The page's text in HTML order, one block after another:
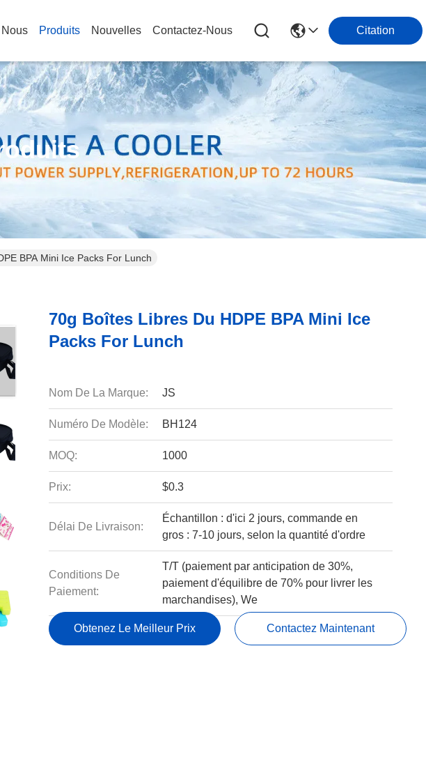
Produits Nouvelles Contactez-Nous Citation
BPA Mini Ice Packs For Lunch
70g Boîtes Libres Du HDPE BPA Mini Ice
Packs For Lunch
Nom De La Marque: JS
Numéro De Modèle: BH124
MOQ: 1000
Prix: $0.3
Délai De Livraison:
Échantillon : d'ici 2 jours, commande en
gros : 7-10 jours, selon la quantité d'ordre
Conditions De
Paiement:
T/T (paiement par anticipation de 30%,
paiement d'équilibre de 70% pour livrer les
marchandises), We
Obtenez Le Meilleur Prix Contactez Maintenant